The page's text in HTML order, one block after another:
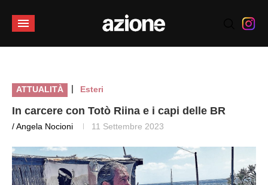
ATTUALITÀ | Esteri
In carcere con Totò Riina e i capi delle BR
/ Angela Nocioni 11 Settembre 2023